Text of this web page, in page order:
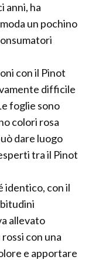
anni, ha
un pochino
con il Pinot
difficile
foglie sono
colori rosa
dare luogo
tra il Pinot
identico, con il
allevato
con una
e apportare